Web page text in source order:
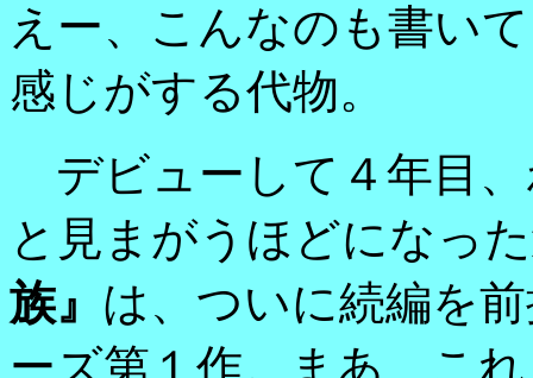
えー、こんなのも書い
感じがする代物。
デビューして４年目
と見まがうほどになった
族』 は、ついに続編を
ーズ第１作。まあ、こ